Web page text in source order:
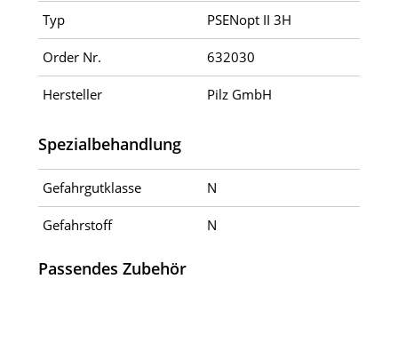
Typ PSENopt II 3H
Order Nr. 632030
Hersteller Pilz GmbH
Spezialbehandlung
Gefahrgutklasse N
Gefahrstoff N
Passendes Zubehör